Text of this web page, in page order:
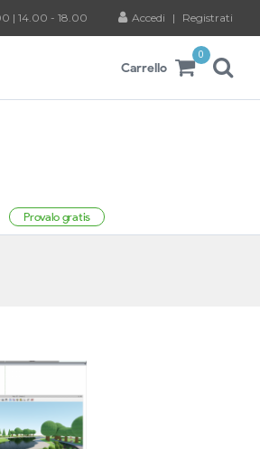
| 14.00 - 18.00 Accedi | Registrati
Carrello
0
Provalo gratis